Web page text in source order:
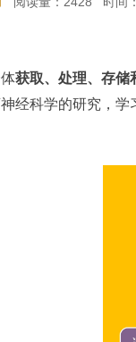
获取、处理、存储
经科学的研究，学